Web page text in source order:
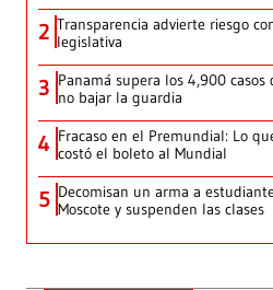
2 Transparencia advierte riesgo
legislativa
3 Panamá supera los 4,900
no bajar la guardia
4 Fracaso en el Premundial: Lo
costó el boleto al Mundial
5 Decomisan un arma a
Moscote y suspenden las clases